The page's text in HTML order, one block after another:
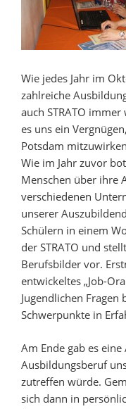
Wie jedes Jahr im
zahlreiche
auch STRATO
es uns ein
Potsdam
Wie im Jahr zuvor
Menschen über ihre
verschiedenen
unserer
Schülern in einem
der STRATO und
Berufsbilder vor.
entwickeltes „Job-
Jugendlichen
Schwerpunkte in
Am Ende gab es
Ausbildungsberuf
zutreffen würde.
sich dann in